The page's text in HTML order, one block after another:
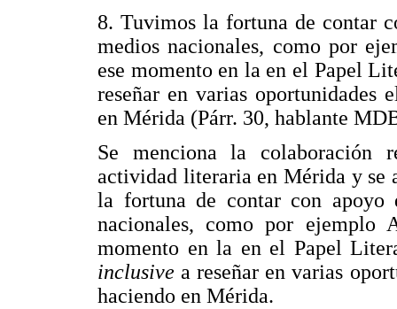
8. Tuvimos la fortuna de contar
medios nacionales, como por
ese momento en la en el Papel
reseñar en varias oportunidades
en Mérida (Párr. 30, hablante
Se menciona la colaboración
actividad literaria en Mérida y se
la fortuna de contar con apoyo
nacionales, como por ejemplo
momento en la en el Papel
inclusivea reseñar en varias
haciendo en Mérida.